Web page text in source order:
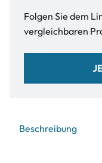
Folgen Sie dem
vergleichbaren
Beschreibung